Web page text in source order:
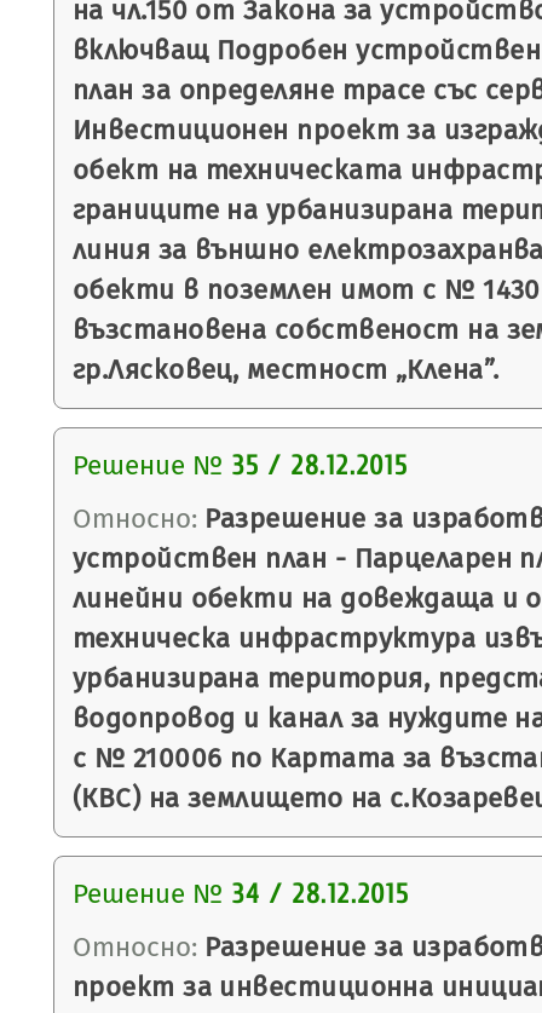
на чл.150 от Закона за
включващ Подробен
план за определяне трасе със
Инвестиционен проект за
обект на техническата
границите на урбанизирана
линия за външно
обекти в поземлен имот с №
възстановена собственост на
гр.Лясковец, местност „Клена”.
Решение № 35 / 28.12.2015
Относно: Разрешение за
устройствен план - Парцеларен
линейни обекти на довеждаща и
техническа инфраструктура
урбанизирана територия,
водопровод и канал за нуждите
с № 210006 по Картата за
(КВС) на землището на
Решение № 34 / 28.12.2015
Относно: Разрешение за
проект за инвестиционна